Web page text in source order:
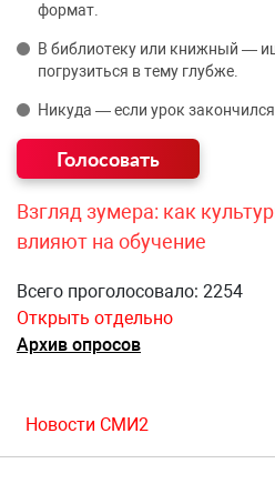
формат.
В библиотеку или книжный —
погрузиться в тему глубже.
Никуда — если урок
Взгляд зумера: как
влияют на обучение
Всего проголосовало: 2254
Открыть отдельно
Архив опросов
Новости СМИ2